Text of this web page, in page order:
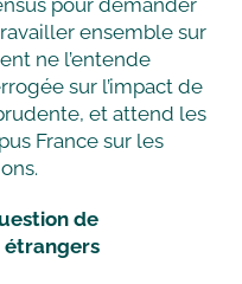
pour demander
ensemble sur
ne l’entende
sur l’impact de
et attend les
France sur les
de
étrangers